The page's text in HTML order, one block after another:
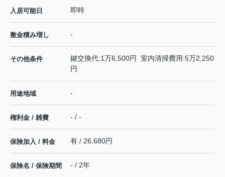
入居可能日 即時
敷金積み増し -
その他条件
鍵交換代:1万6,500円 室内清掃費用:5万2,250
円
用途地域 -
権利金 / 雑費 - / -
保険加入 / 料金 有 / 26,680円
保険名 / 保険期間 - / 2年